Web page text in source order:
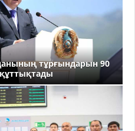
тұрғындарын 90